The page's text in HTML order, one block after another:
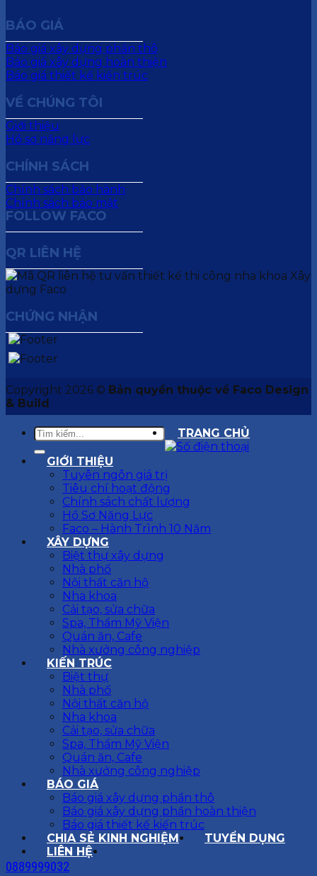
BÁO GIÁ
Báo giá xây dựng phần thô
Báo giá xây dựng hoàn thiện
Báo giá thiết kế kiến trúc
VỀ CHÚNG TÔI
Giới thiệu
Hồ sơ năng lực
CHÍNH SÁCH
Chính sách bảo hành
Chính sách bảo mật
FOLLOW FACO
QR LIÊN HỆ
CHỨNG NHẬN
Copyright 2026 © Bản quyền thuộc về Faco Design
& Build
TRANG CHỦ
GIỚI THIỆU
Tuyên ngôn giá trị
Tiêu chí hoạt động
Chính sách chất lượng
Hồ Sơ Năng Lực
Faco – Hành Trình 10 Năm
XÂY DỰNG
Biệt thự xây dựng
Nhà phố
Nội thất căn hộ
Nha khoa
Cải tạo, sửa chữa
Spa, Thẩm Mỹ Viện
Quán ăn, Cafe
Nhà xưởng công nghiệp
KIẾN TRÚC
Biệt thự
Nhà phố
Nội thất căn hộ
Nha khoa
Cải tạo, sửa chữa
Spa, Thẩm Mỹ Viện
Quán ăn, Cafe
Nhà xưởng công nghiệp
BÁO GIÁ
Báo giá xây dựng phần thô
Báo giá xây dựng phần hoàn thiện
Báo giá thiết kế kiến trúc
CHIA SẺ KINH NGHIỆM
TUYỂN DỤNG
LIÊN HỆ
0889999032